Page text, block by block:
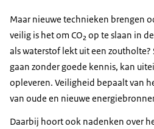
Maar nieuwe technieken brengen
veilig is het om CO₂ op te slaan in
als waterstof lekt uit een zoutholte?
gaan zonder goede kennis, kan
opleveren. Veiligheid bepaalt van
van oude en nieuwe
Daarbij hoort ook nadenken over